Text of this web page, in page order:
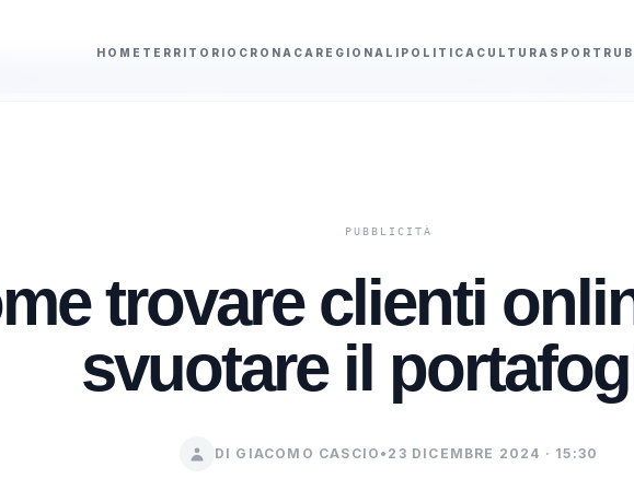
HOME TERRITORIO CRONACA REGIONALI POLITICA CULTURA SPORT
trovare clienti
svuotare il
DI GIACOMO CASCIO • 23 DICEMBRE 2024 · 15:30